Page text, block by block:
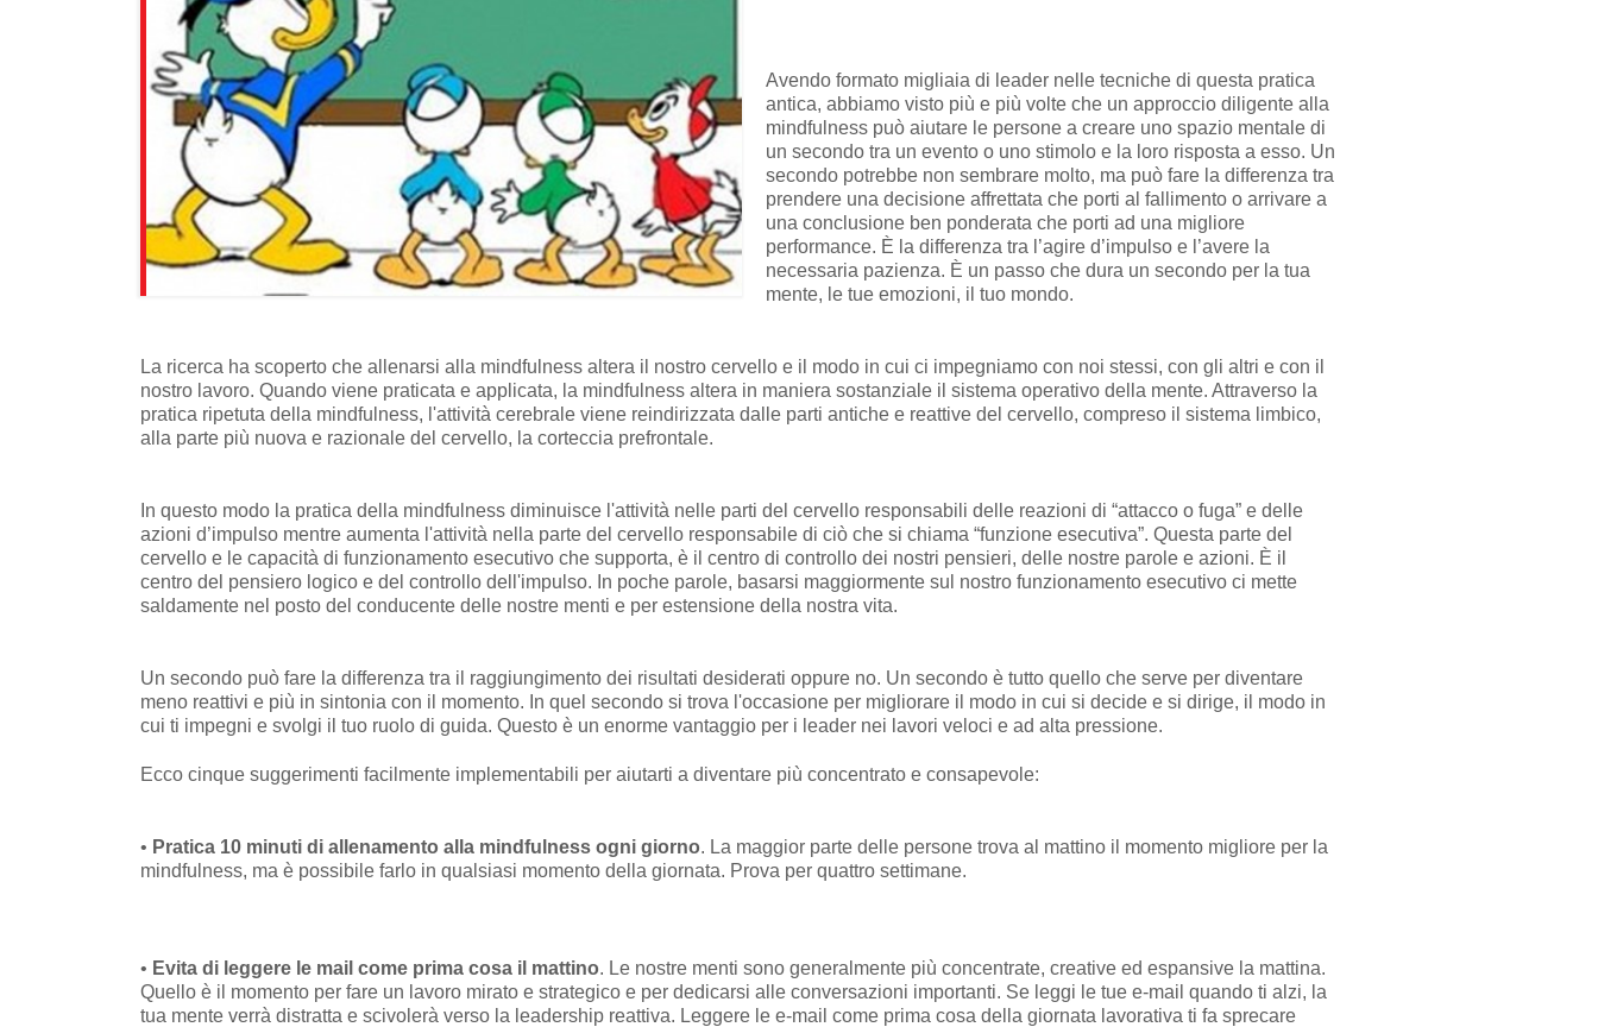
Avendo formato migliaia di leader nelle tecniche di questa pratica
antica, abbiamo visto più e più volte che un approccio diligente alla
mindfulness può aiutare le persone a creare uno spazio mentale di
un secondo tra un evento o uno stimolo e la loro risposta a esso. Un
secondo potrebbe non sembrare molto, ma può fare la differenza tra
prendere una decisione affrettata che porti al fallimento o arrivare a
una conclusione ben ponderata che porti ad una migliore
performance. È la differenza tra l’agire d’impulso e l’avere la
necessaria pazienza. È un passo che dura un secondo per la tua
mente, le tue emozioni, il tuo mondo.
La ricerca ha scoperto che allenarsi alla mindfulness altera il nostro cervello e il modo in cui ci impegniamo con noi stessi, con gli altri e con il
nostro lavoro. Quando viene praticata e applicata, la mindfulness altera in maniera sostanziale il sistema operativo della mente. Attraverso la
pratica ripetuta della mindfulness, l'attività cerebrale viene reindirizzata dalle parti antiche e reattive del cervello, compreso il sistema limbico,
alla parte più nuova e razionale del cervello, la corteccia prefrontale.
In questo modo la pratica della mindfulness diminuisce l'attività nelle parti del cervello responsabili delle reazioni di “attacco o fuga” e delle
azioni d’impulso mentre aumenta l'attività nella parte del cervello responsabile di ciò che si chiama “funzione esecutiva”. Questa parte del
cervello e le capacità di funzionamento esecutivo che supporta, è il centro di controllo dei nostri pensieri, delle nostre parole e azioni. È il
centro del pensiero logico e del controllo dell'impulso. In poche parole, basarsi maggiormente sul nostro funzionamento esecutivo ci mette
saldamente nel posto del conducente delle nostre menti e per estensione della nostra vita.
Un secondo può fare la differenza tra il raggiungimento dei risultati desiderati oppure no. Un secondo è tutto quello che serve per diventare
meno reattivi e più in sintonia con il momento. In quel secondo si trova l'occasione per migliorare il modo in cui si decide e si dirige, il modo in
cui ti impegni e svolgi il tuo ruolo di guida. Questo è un enorme vantaggio per i leader nei lavori veloci e ad alta pressione.
Ecco cinque suggerimenti facilmente implementabili per aiutarti a diventare più concentrato e consapevole:
• Pratica 10 minuti di allenamento alla mindfulness ogni giorno. La maggior parte delle persone trova al mattino il momento migliore per la
mindfulness, ma è possibile farlo in qualsiasi momento della giornata. Prova per quattro settimane.
• Evita di leggere le mail come prima cosa il mattino. Le nostre menti sono generalmente più concentrate, creative ed espansive la mattina.
Quello è il momento per fare un lavoro mirato e strategico e per dedicarsi alle conversazioni importanti. Se leggi le tue e-mail quando ti alzi, la
tua mente verrà distratta e scivolerà verso la leadership reattiva. Leggere le e-mail come prima cosa della giornata lavorativa ti fa sprecare